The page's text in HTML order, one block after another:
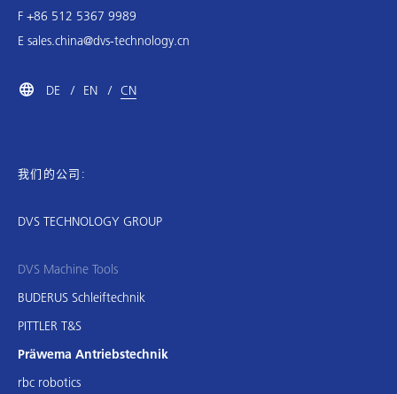
F +86 512 5367 9989
E sales.china@dvs-technology.cn
DE EN CN
我们的公司:
DVS TECHNOLOGY GROUP
DVS Machine Tools
BUDERUS Schleiftechnik
PITTLER T&S
Präwema Antriebstechnik
rbc robotics